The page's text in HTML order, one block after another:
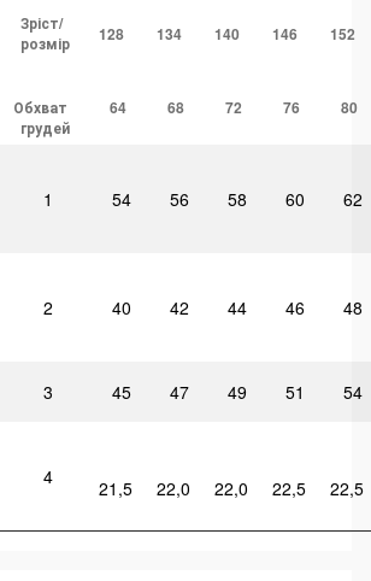
Зріст/
розмір
128 134 140 146 152
Обхват
грудей
64 68 72 76 80
1 54 56 58 60 62
2 40 42 44 46 48
3 45 47 49 51
54
4 21,5 22,0 22,0 22,5 22,5